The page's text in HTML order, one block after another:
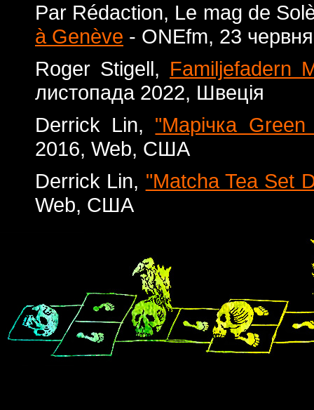
Par Rédaction, Le mag de
à Genève - ONEfm, 23
Roger Stigell, Familjefadern
листопада 2022, Швеція
Derrick Lin, "Марічка
2016, Web, США
Derrick Lin, "Matcha Tea Set
Web, США